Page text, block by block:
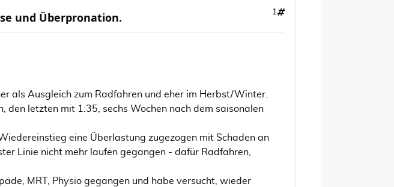
und Überpronation. 1
als Ausgleich zum Radfahren und eher im Herbst/Winter.
letzten mit 1:35, sechs Wochen nach dem saisonalen
eine Überlastung zugezogen mit Schaden an
Linie nicht mehr laufen gegangen - dafür Radfahren,
MRT, Physio gegangen und habe versucht, wieder